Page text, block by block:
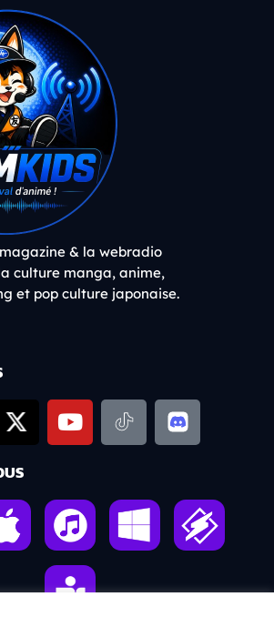
& la webradio
culture manga, anime,
et pop culture japonaise.